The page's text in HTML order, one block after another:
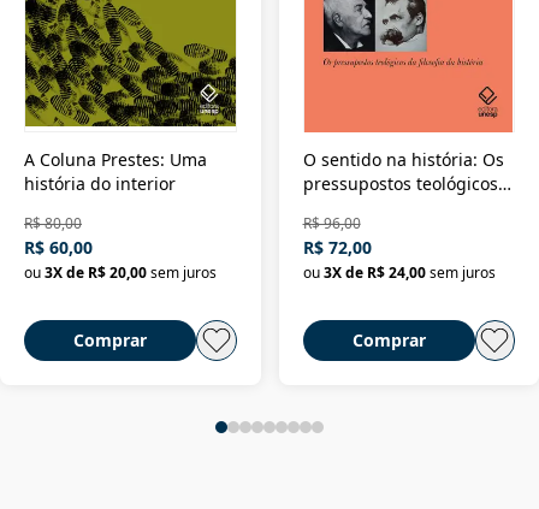
A Coluna Prestes: Uma
história do interior
R$ 80,00
R$ 60,00
ou3X de R$ 20,00sem juros
Comprar
O sentido na história: Os
pressupostos teológicos
R$ 96,00
R$ 72,00
ou 3X de R$ 24,00 sem juros
Comprar